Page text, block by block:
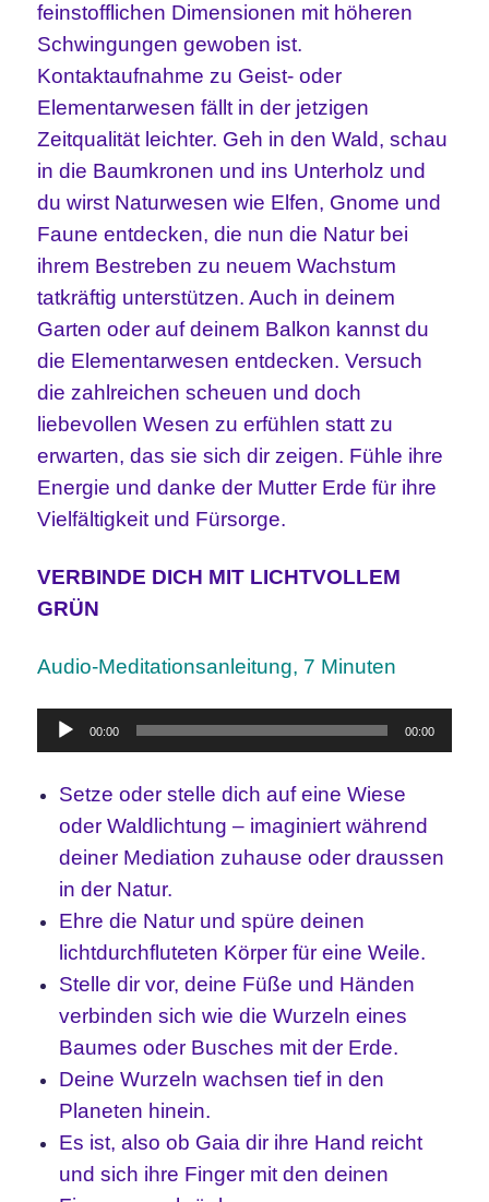
feinstofflichen Dimensionen mit höheren
Schwingungen gewoben ist.
Kontaktaufnahme zu Geist- oder
Elementarwesen fällt in der jetzigen
Zeitqualität leichter. Geh in den Wald, schau
in die Baumkronen und ins Unterholz und
du wirst Naturwesen wie Elfen, Gnome und
Faune entdecken, die nun die Natur bei
ihrem Bestreben zu neuem Wachstum
tatkräftig unterstützen. Auch in deinem
Garten oder auf deinem Balkon kannst du
die Elementarwesen entdecken. Versuch
die zahlreichen scheuen und doch
liebevollen Wesen zu erfühlen statt zu
erwarten, das sie sich dir zeigen. Fühle ihre
Energie und danke der Mutter Erde für ihre
Vielfältigkeit und Fürsorge.
VERBINDE DICH MIT LICHTVOLLEM
GRÜN
Audio-Meditationsanleitung, 7 Minuten
Audio-
Player
00:00 00:00
Setze oder stelle dich auf eine Wiese
oder Waldlichtung – imaginiert während
deiner Mediation zuhause oder draussen
in der Natur.
Ehre die Natur und spüre deinen
lichtdurchfluteten Körper für eine Weile.
Stelle dir vor, deine Füße und Händen
verbinden sich wie die Wurzeln eines
Baumes oder Busches mit der Erde.
Deine Wurzeln wachsen tief in den
Planeten hinein.
Es ist, also ob Gaia dir ihre Hand reicht
und sich ihre Finger mit den deinen